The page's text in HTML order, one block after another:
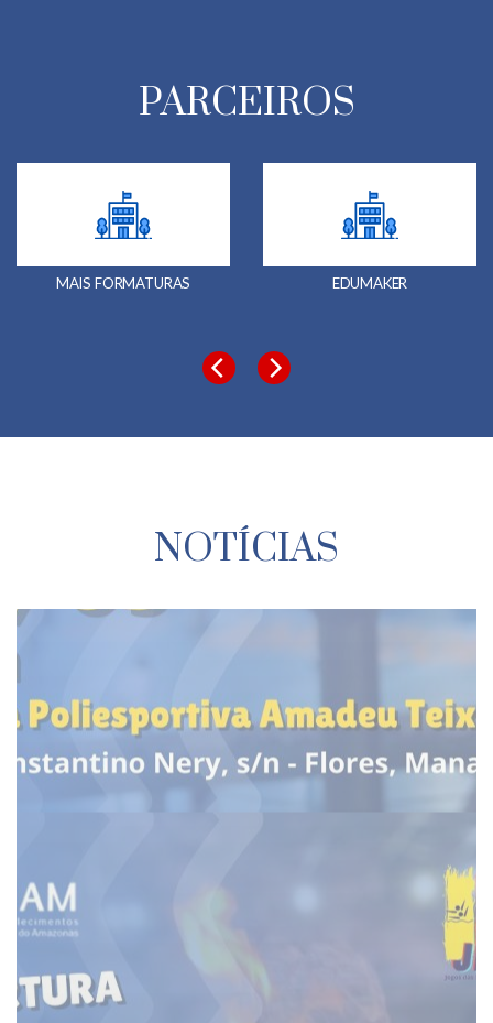
PARCEIROS
MAIS FORMATURAS EDUMAKER
NOTÍCIAS